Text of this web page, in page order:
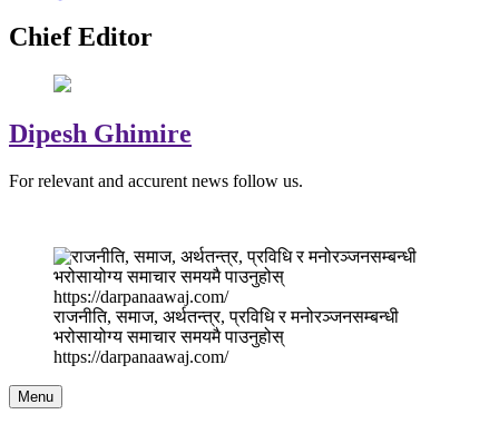
Chief Editor
Dipesh Ghimire
For relevant and accurent news follow us.
राजनीति, समाज, अर्थतन्त्र, प्रविधि र मनोरञ्जनसम्बन्धी
भरोसायोग्य समाचार समयमै पाउनुहोस्
https://darpanaawaj.com/
Menu